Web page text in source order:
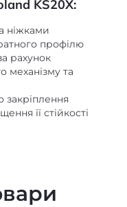
KS20X:
ніжками
профілю
рахунок
механізму та
закріплення
її стійкості